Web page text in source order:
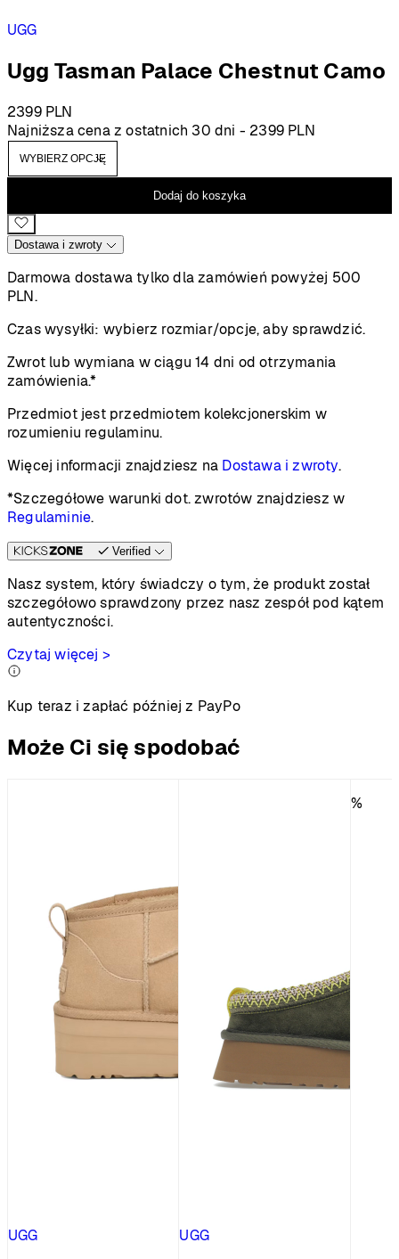
UGG
Ugg Tasman Palace Chestnut Camo
2399 PLN
Najniższa cena z ostatnich 30 dni - 2399 PLN
Dodaj do koszyka
Dostawa i zwroty
Darmowa dostawa tylko dla zamówień powyżej 500
PLN.
Czas wysyłki: wybierz rozmiar/opcje, aby sprawdzić.
Zwrot lub wymiana w ciągu 14 dni od otrzymania
zamówienia.*
Przedmiot jest przedmiotem kolekcjonerskim w
rozumieniu regulaminu.
Więcej informacji znajdziesz na Dostawa i zwroty.
*Szczegółowe warunki dot. zwrotów znajdziesz w
Regulaminie.
Verified
Nasz system, który świadczy o tym, że produkt został
szczegółowo sprawdzony przez nasz zespół pod kątem
autentyczności.
Czytaj więcej >
Kup teraz i zapłać później z PayPo
Może Ci się spodobać
UGG UGG